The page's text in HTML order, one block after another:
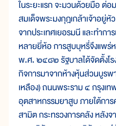
ในระยะแรก จะมวนด้วยมือ ต่
สมเด็จพระมงกุฎเกล้าเจ้าอยู่หั
จากประเทศเยอรมนี และทำ
หลายยี่ห้อ การสูบบุหรี่จึงแพร่
พ.ศ. ๒๔๘๒ รัฐบาลได้จัดตั้งโร
กิจการมาจากห้างหุ้นส่วนบูร
เหลือง) ถนนพระราม ๔ กรุงเ
อุตสาหกรรมยาสูบ ภายใต้กา
สามิต กระทรวงการคลัง หลัง